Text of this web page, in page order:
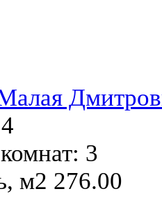
4
3
м2 276.00